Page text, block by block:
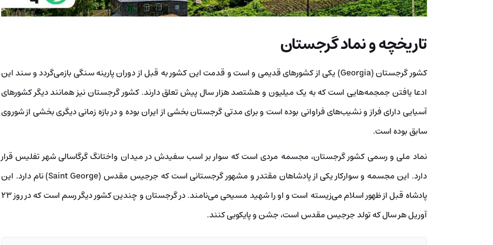
تاریخچه و نماد گرجستان
کشور گرجستان (Georgia) یکی از کشورهای قدیمی و است و قدمت این کشور به قبل از دوران پارینه سنگی بازمی‌گردد و سند این
ادعا یافتن جمجمه‌هایی است که به یک میلیون و هشتصد هزار سال پیش تعلق دارند. کشور گرجستان نیز همانند دیگر کشورهای
آسیایی دارای فراز و نشیب‌های فراوانی بوده است و برای مدتی گرجستان بخشی از ایران بوده و در بازه زمانی دیگری بخشی از شوروی
سابق بوده است.
نماد ملی و رسمی کشور گرجستان، مجسمه مردی است که سوار بر اسب سفیدش در میدان واختانگ گرگاسالی شهر تفلیس قرار
دارد. این مجسمه و سوارکار یکی از پادشاهان مقتدر و مشهور گرجستانی است که جرجیس مقدس (Saint George) نام دارد. این
پادشاه قبل از ظهور اسلام می‌زیسته است و او را شهید مسیحی می‌نامند. در گرجستان و چندین کشور دیگر رسم است که در روز 23
آوریل هر سال که تولد جرجیس مقدس است، جشن و پایکوبی کنند.